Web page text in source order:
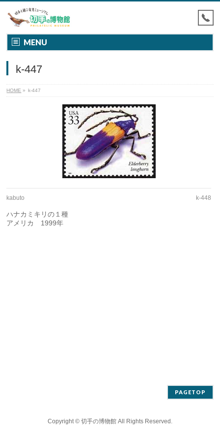
MENU
k-447
HOME » k-447
kabuto k-448
ハナカミキリの１種
アメリカ 1999年
PAGETOP
Copyright © 切手の博物館All Rights Reserved.